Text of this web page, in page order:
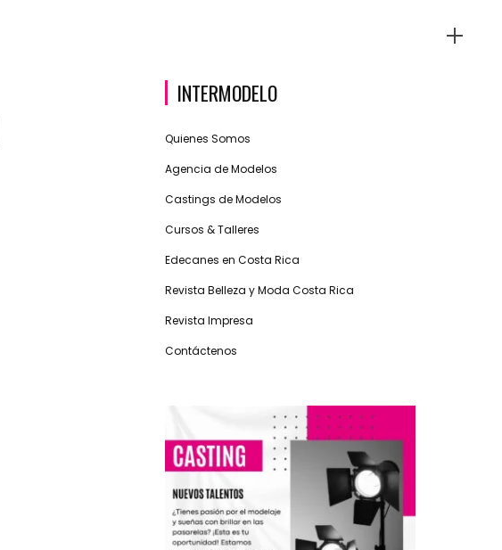
INTERMODELO
Quienes Somos
Agencia de Modelos
Castings de Modelos
Cursos & Talleres
Edecanes en Costa Rica
Revista Belleza y Moda Costa Rica
Revista Impresa
Contáctenos